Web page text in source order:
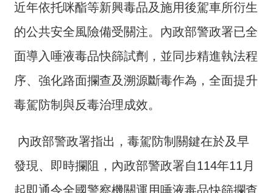
本
部
簡
介
主
策
訊
息
近年依托咪酯等新興毒品及施用後駕車所衍生
的公共安全風險備受關注。內政部警政署已全
面導入唾液毒品快篩試劑，並同步精進執法程
序、強化路面攔查及溯源斷毒作為，全面提升
毒駕防制與反毒治理成效。
內政部警政署指出，毒駕防制關鍵在於及早
發現、即時攔阻，內政部警政署自114年11月
起即通令全國警察機關運用唾液毒品快篩攔查